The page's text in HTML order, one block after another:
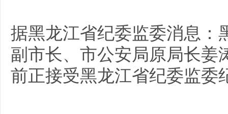
据黑龙江省纪委监委消息：
副市长、市公安局原局长姜
前正接受黑龙江省纪委监委